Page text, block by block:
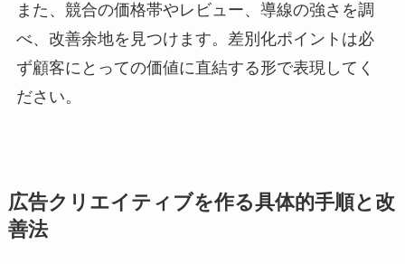
また、競合の価格帯やレビュー、導線の強さを調
べ、改善余地を見つけます。差別化ポイントは必
ず顧客にとっての価値に直結する形で表現してく
ださい。
広告クリエイティブを作る具体的手順と改
善法